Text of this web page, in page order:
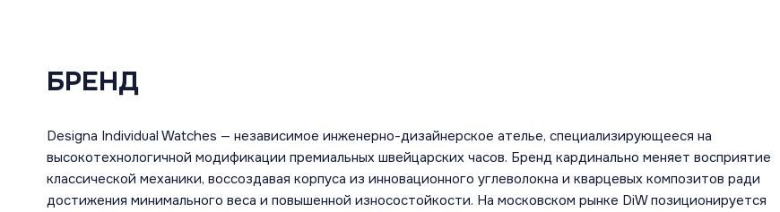
БРЕНД
Designa Individual Watches — независимое инженерно-дизайнерское ателье, специализирующееся на
высокотехнологичной модификации премиальных швейцарских часов. Бренд кардинально меняет восприятие
классической механики, воссоздавая корпуса из инновационного углеволокна и кварцевых композитов ради
достижения минимального веса и повышенной износостойкости. На московском рынке DiW позиционируется